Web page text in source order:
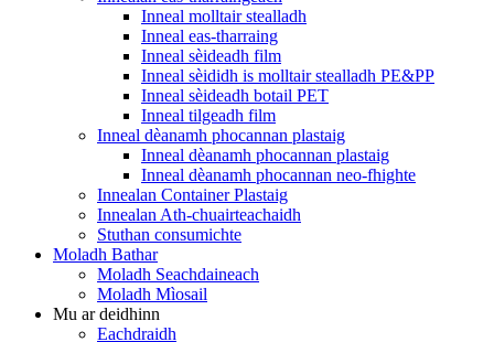
Inneal molltair stealladh
Inneal eas-tharraing
Inneal sèideadh film
Inneal sèididh is molltair stealladh PE&PP
Inneal sèideadh botail PET
Inneal tilgeadh film
Inneal dèanamh phocannan plastaig
Inneal dèanamh phocannan plastaig
Inneal dèanamh phocannan neo-fhighte
Innealan Container Plastaig
Innealan Ath-chuairteachaidh
Stuthan consumichte
Moladh Bathar
Moladh Seachdaineach
Moladh Mìosail
Mu ar deidhinn
Eachdraidh